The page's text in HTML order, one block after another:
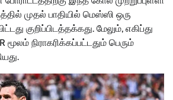
முதல் பாதியில் மெஸ்ஸி ஒரு
குறிப்பிடத்தக்கது. மேலும், எகிப்து
நிராகரிக்கப்பட்டதும் பெரும்